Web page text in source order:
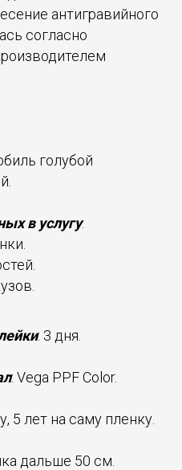
антигравийного
согласно
голубой
в услугу:
: 3 дня.
: Vega PPF Color.
5 лет на саму пленку.
дальше 50 см.